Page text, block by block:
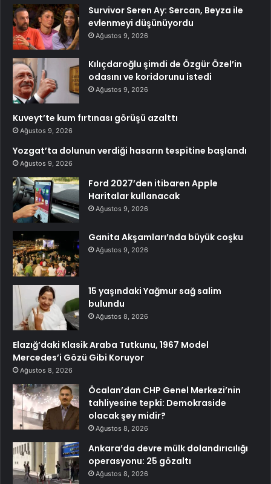
Survivor Seren Ay: Sercan, Beyza ile
evlenmeyi düşünüyordu
Ağustos 9, 2026
Kılıçdaroğlu şimdi de Özgür Özel’in
odasını ve koridorunu istedi
Ağustos 9, 2026
Kuveyt’te kum fırtınası görüşü azalttı
Ağustos 9, 2026
Yozgat’ta dolunun verdiği hasarın tespitine başlandı
Ağustos 9, 2026
Ford 2027’den itibaren Apple
Haritalar kullanacak
Ağustos 9, 2026
Ganita Akşamları’nda büyük coşku
Ağustos 9, 2026
15 yaşındaki Yağmur sağ salim
bulundu
Ağustos 8, 2026
Elazığ’daki Klasik Araba Tutkunu, 1967 Model
Mercedes’i Gözü Gibi Koruyor
Ağustos 8, 2026
Öcalan’dan CHP Genel Merkezi’nin
tahliyesine tepki: Demokraside
olacak şey midir?
Ağustos 8, 2026
Ankara’da devre mülk dolandırıcılığı
operasyonu: 25 gözaltı
Ağustos 8, 2026